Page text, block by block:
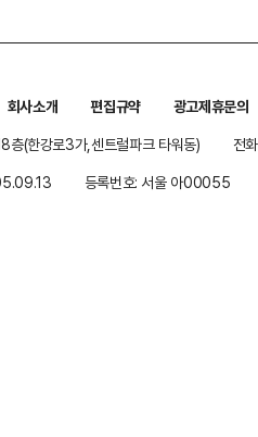
회사소개 편집규약
광고제휴문의
층(한강로3가,센트럴파크 타워동)
전
등록번호: 서울 아00055